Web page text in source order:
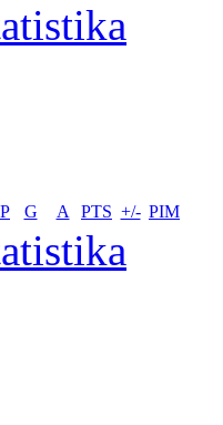
G A PTS +/- PIM